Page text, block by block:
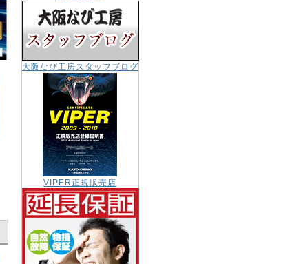
大阪なび工房スタッフブログ
VIPER正規販売店